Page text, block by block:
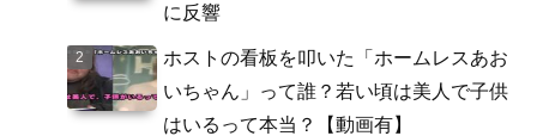
に反響
ホストの看板を叩いた「ホームレスあお
いちゃん」って誰？若い頃は美人で子供
はいるって本当？【動画有】